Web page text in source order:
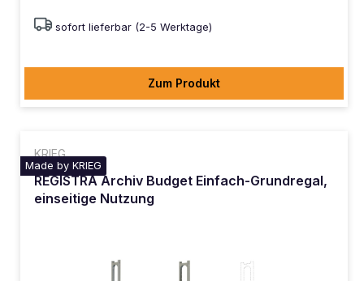
sofort lieferbar (2-5 Werktage)
Zum Produkt
KRIEG
Made by KRIEG
REGISTRA Archiv Budget Einfach-Grundregal,
einseitige Nutzung